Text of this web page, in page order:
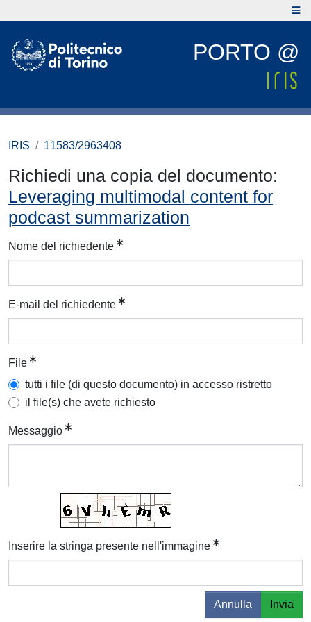
PORTO @
IRIS 11583/2963408
Richiedi una copia del documento:
Leveraging multimodal content for
podcast summarization
Nome del richiedente
E-mail del richiedente
File
tutti i file (di questo documento) in accesso ristretto
il file(s) che avete richiesto
Messaggio
Inserire la stringa presente nell'immagine
Annulla Invia